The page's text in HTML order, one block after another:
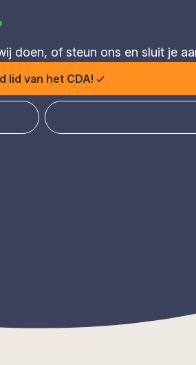
doen, of steun ons en sluit je
lid van het CDA!